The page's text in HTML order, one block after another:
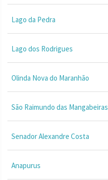
Lago da Pedra
Lago dos Rodrigues
Olinda Nova do Maranhão
São Raimundo das Mangabeiras
Senador Alexandre Costa
Anapurus